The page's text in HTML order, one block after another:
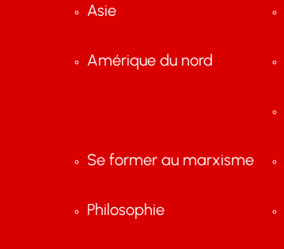
Asie
Amérique du nord
Se former au marxisme
Philosophie